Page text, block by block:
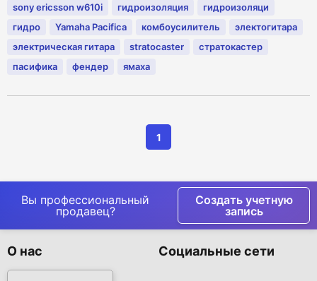
sony ericsson w610i
гидроизоляция
гидроизоляци
гидро
Yamaha Pacifica комбоусилитель
электогитара
электрическая гитара
stratocaster
стратокастер
пасифика
фендер ямаха
1
Вы профессиональный
продавец?
Создать учетную
запись
О нас Социальные сети